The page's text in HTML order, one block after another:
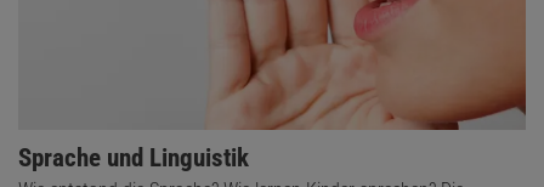
Sprache und Linguistik